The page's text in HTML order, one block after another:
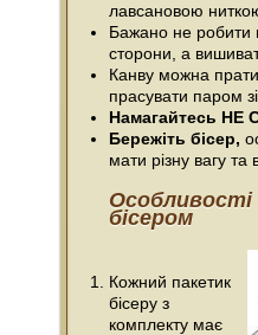
лавсановою
Бажано не робити
сторони, а
Канву можна
прасувати паром
Намагайтесь НЕ
Бережіть бісер,
мати різну вагу та
бісером
Кожний пакетик
бісеру з
комплекту має